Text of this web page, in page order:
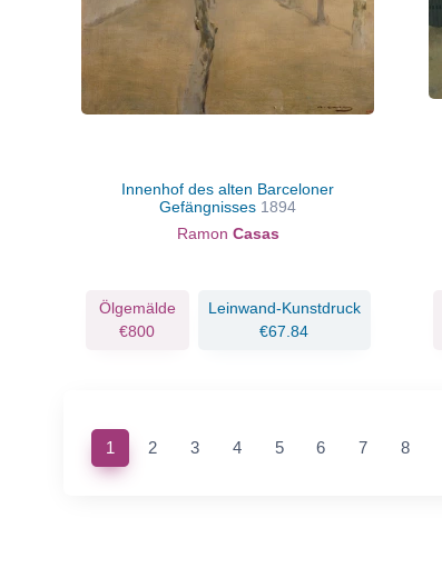
Innenhof des alten Barceloner
Gefängnisses 1894
Ramon Casas
Ölgemälde
€800
Leinwand-Kunstdruck
€67.84
1 (current)
2 3 4 5 6 7 8